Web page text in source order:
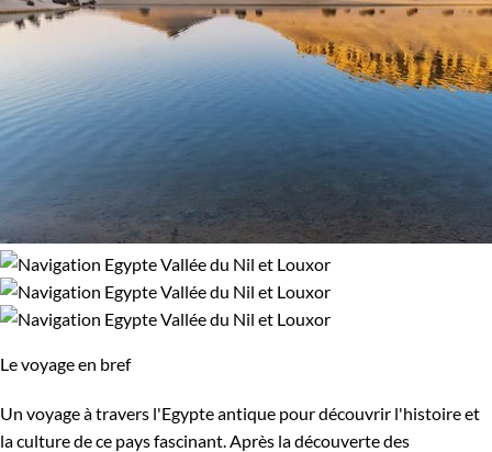
Le voyage en bref
Un voyage à travers l'Egypte antique pour découvrir l'histoire et
la culture de ce pays fascinant. Après la découverte des